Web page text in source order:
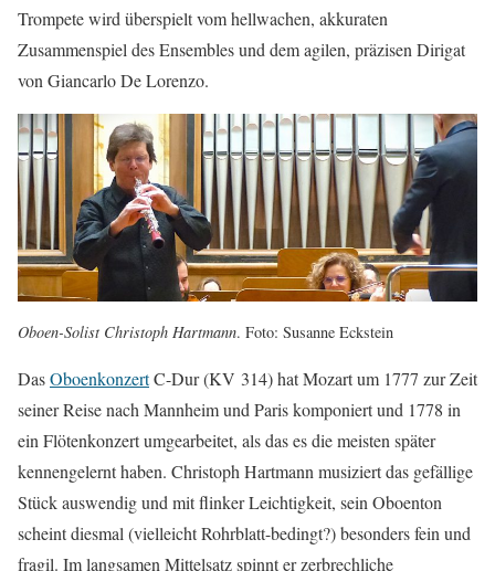
Trompete wird überspielt vom hellwachen, akkuraten
Zusammenspiel des Ensembles und dem agilen, präzisen Dirigat
von Giancarlo De Lorenzo.
Oboen-Solist Christoph Hartmann. Foto: Susanne Eckstein
DasOboenkonzertC-Dur (KV 314) hat Mozart um 1777 zur Zeit
seiner Reise nach Mannheim und Paris komponiert und 1778 in
ein Flötenkonzert umgearbeitet, als das es die meisten später
kennengelernt haben. Christoph Hartmann musiziert das gefällige
Stück auswendig und mit flinker Leichtigkeit, sein Oboenton
scheint diesmal (vielleicht Rohrblatt-bedingt?) besonders fein und
fragil. Im langsamen Mittelsatz spinnt er zerbrechliche